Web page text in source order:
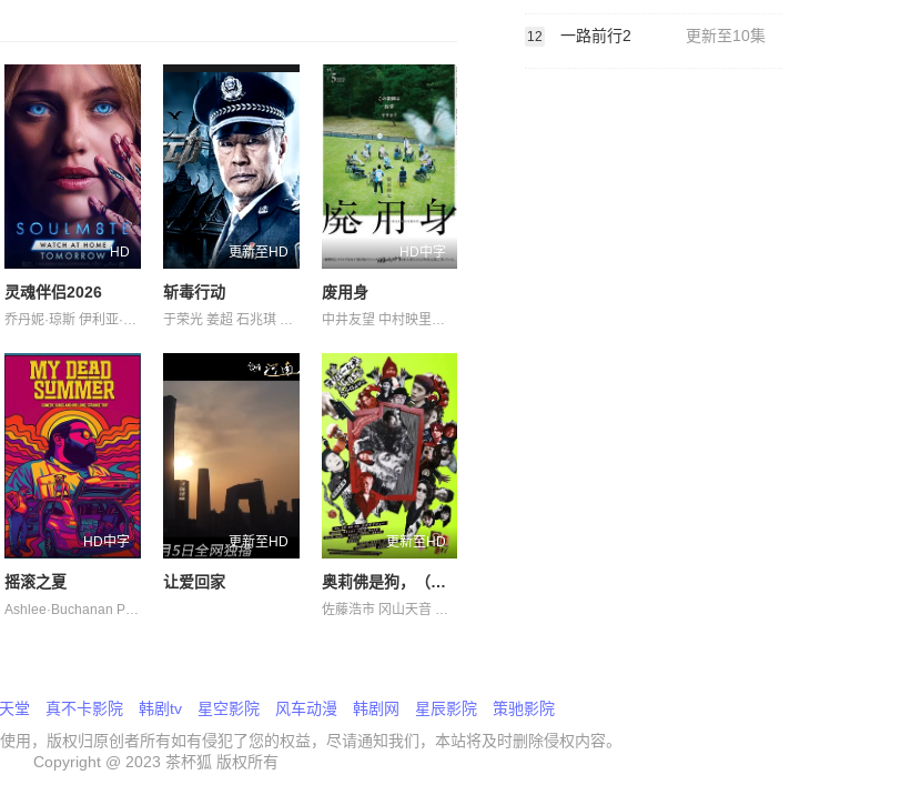
HD
灵魂伴侣2026
乔丹妮·琼斯 伊利亚·库克 伊莎贝尔·邦弗雷 克劳迪娅·杜米特 加里·赫泽勒 大卫·里达尔 奥利弗·库珀 安德鲁·艾斯科夫 尼古拉斯·拉尼 汉娜·玛玛丽斯 艾玛·拉莫斯 莉莉·沙利文 西德尼·布莱克波恩 阿尔蒂·佛鲁山 马拉·胡夫
更新至HD
斩毒行动
于荣光 姜超 石兆琪 邵峰
HD中字
废用身
中井友望 中村映里子 六平直政 北村有起哉 吉冈睦雄 广末哲万 染谷将太 泷内公美
HD中字
摇滚之夏
Ashlee·Buchanan Paul·Stenerson Zeke·F·Carlton·III
更新至HD
让爱回家
更新至HD
奥莉佛是狗，（天哪！！）这家伙 电影版
12 一路前行2 更新至10集
堂 真不卡影院 韩剧tv 星空影院 风车动漫 韩剧网 星辰影院
策驰影院
用，版权归原创者所有如有侵犯了您的权益，尽请通知我们，本站将及时删除侵权内容。
Copyright @ 2023 茶杯狐 版权所有